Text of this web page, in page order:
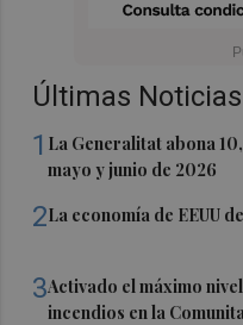
Últimas Noticias
1 La Generalitat abona
mayo y junio de 2026
2La economía de EEUU
3Activado el máximo
incendios en la